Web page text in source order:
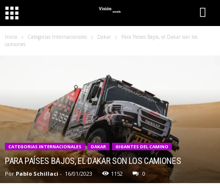
Inicio Categorias Internacionales Dakar
Para Países Bajos, el Dakar son los
camiones
CATEGORIAS INTERNACIONALES DAKAR GIGANTES DEL CAMINO
PARA PAÍSES BAJOS, EL DAKAR SON LOS CAMIONES
Por Pablo Schillaci - 16/01/2023 1152 0